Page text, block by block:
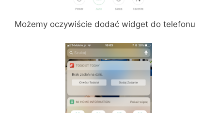
Możemy oczywiście dodać widget do telefonu